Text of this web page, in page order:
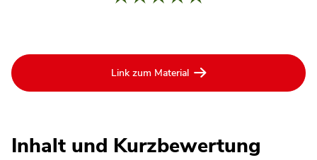
Link zum Material
Inhalt und Kurzbewertung